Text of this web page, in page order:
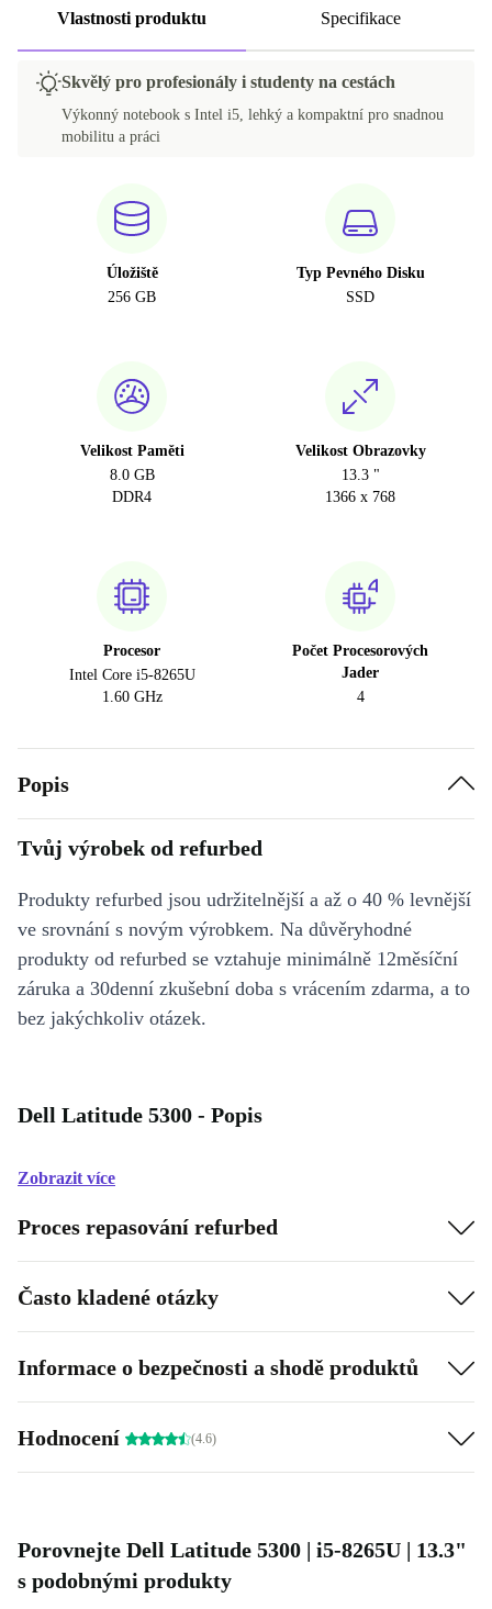
Vlastnosti produktu Specifikace
Skvělý pro profesionály i studenty na cestách
Výkonný notebook s Intel i5, lehký a kompaktní pro snadnou
mobilitu a práci
Úložiště
256 GB
Typ Pevného Disku
SSD
Velikost Paměti
8.0 GB
DDR4
Velikost Obrazovky
13.3 "
1366 x 768
Procesor
Intel Core i5-8265U
1.60 GHz
Počet Procesorových
Jader
4
Popis
Tvůj výrobek od refurbed
Produkty refurbed jsou udržitelnější a až o 40 % levnější
ve srovnání s novým výrobkem. Na důvěryhodné
produkty od refurbed se vztahuje minimálně 12měsíční
záruka a 30denní zkušební doba s vrácením zdarma, a to
bez jakýchkoliv otázek.
Dell Latitude 5300 - Popis
Zobrazit více
Proces repasování refurbed
Často kladené otázky
Informace o bezpečnosti a shodě produktů
Hodnocení (4.6)
Porovnejte Dell Latitude 5300 | i5-8265U | 13.3"
s podobnými produkty